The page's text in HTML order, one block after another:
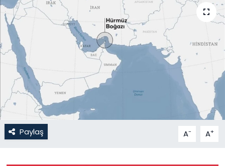
Paylaş A- A+
Güncel
KKTC
KKTC YEREL SEÇİM 2018
Kültür Sanat